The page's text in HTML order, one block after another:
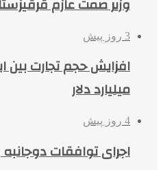
وزیر صمت عازم
3 روز پیش
میلیارد دلار
4 روز پیش
اجرای توافقات دوجانبه